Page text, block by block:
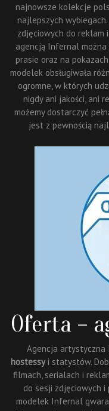
najnowsze kolekcje
najlepszych
zdjęciowych do reklam
agencją Infernal
prasie oraz na
modelek obsługiwała
ogromne, w których
nigdy ani jakości, ani
możemy dostarczyć
jest z pewnością
Oferta –
Agencja
hostessyi statystów.
filmach, serialach i
do sesji zdjęciowych i
modelek Infernal